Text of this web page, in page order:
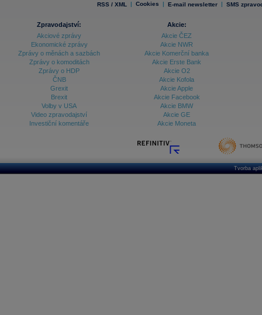
RSS / XML | Cookies | E-mail newsletter | SMS
Zpravodajství:
Akciové zprávy
Ekonomické zprávy
Zprávy o měnách a sazbách
Zprávy o komoditách
Zprávy o HDP
ČNB
Grexit
Brexit
Volby v USA
Video zpravodajství
Investiční komentáře
Akcie:
Akcie ČEZ
Akcie NWR
Akcie Komerční banka
Akcie Erste Bank
Akcie O2
Akcie Kofola
Akcie Apple
Akcie Facebook
Akcie BMW
Akcie GE
Akcie Moneta
Tvorba